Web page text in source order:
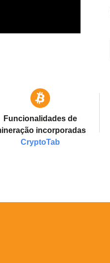
Funcionalidades de
incorporadas
CryptoTab